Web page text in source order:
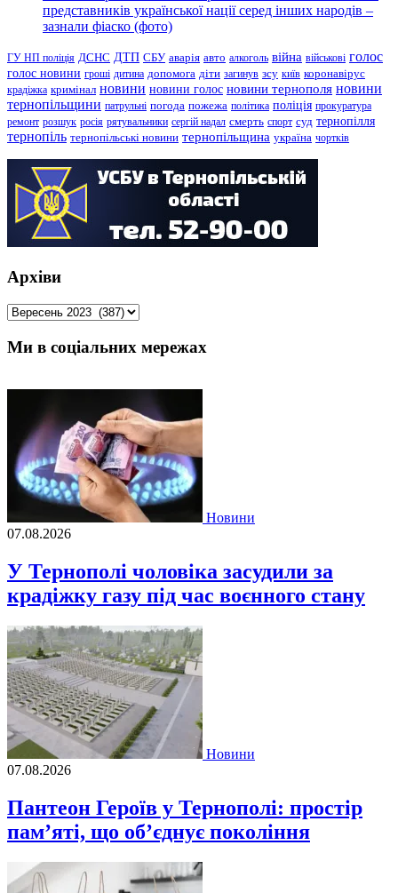
представників української нації серед інших народів –
зазнали фіаско (фото)
ГУ НП поліція ДСНС ДТП СБУ аварія авто алкоголь війна військові голос
голос новини гроші дитина допомога діти загинув зсу київ коронавірус
крадіжка кримінал новини новини голос новини тернополя новини
тернопільщини патрульні погода пожежа політика поліція прокуратура
ремонт розшук росія рятувальники сергій надал смерть спорт суд тернопілля
тернопіль тернопільські новини тернопільщина україна чортків
Архіви
Архіви
Ми в соціальних мережах
Новини
07.08.2026
У Тернополі чоловіка засудили за
крадіжку газу під час воєнного стану
Новини
07.08.2026
Пантеон Героїв у Тернополі: простір
пам’яті, що об’єднує покоління